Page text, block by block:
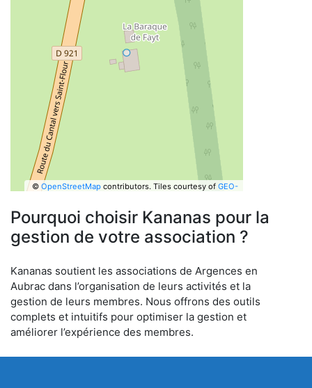
© OpenStreetMapcontributors. Tiles courtesy of GEO-
Pourquoi choisir Kananas pour la
gestion de votre association ?
Kananas soutient les associations de Argences en
Aubrac dans l’organisation de leurs activités et la
gestion de leurs membres. Nous offrons des outils
complets et intuitifs pour optimiser la gestion et
améliorer l’expérience des membres.